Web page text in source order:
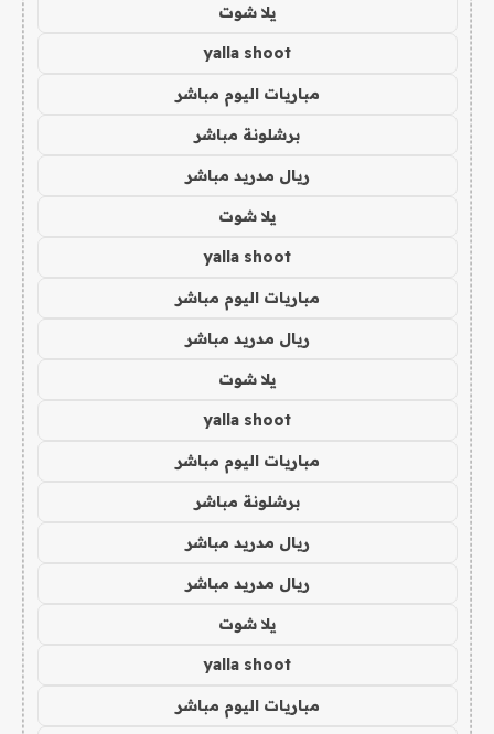
يلا شوت
yalla shoot
مباريات اليوم مباشر
برشلونة مباشر
ريال مدريد مباشر
يلا شوت
yalla shoot
مباريات اليوم مباشر
ريال مدريد مباشر
يلا شوت
yalla shoot
مباريات اليوم مباشر
برشلونة مباشر
ريال مدريد مباشر
ريال مدريد مباشر
يلا شوت
yalla shoot
مباريات اليوم مباشر